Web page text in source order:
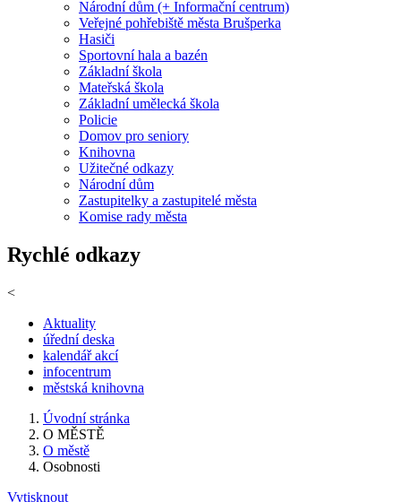
Národní dům (+ Informační centrum)
Veřejné pohřebiště města Brušperka
Hasiči
Sportovní hala a bazén
Základní škola
Mateřská škola
Základní umělecká škola
Policie
Domov pro seniory
Knihovna
Užitečné odkazy
Národní dům
Zastupitelky a zastupitelé města
Komise rady města
Rychlé odkazy
<
Aktuality
úřední deska
kalendář akcí
infocentrum
městská knihovna
Úvodní stránka
O MĚSTĚ
O městě
Osobnosti
Vytisknout